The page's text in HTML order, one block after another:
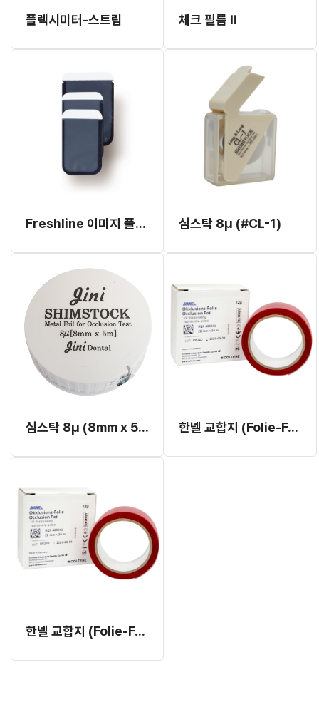
플렉시미터-스트립 체크 필름 II
Freshline 이미지 플레이트 커버 심스탁 8μ (#CL-1)
심스탁 8μ (8mm x 5m) 한넬 교합지 (Folie-Foil) 12μ 22mm (단면)
한넬 교합지 (Folie-Foil) 12μ 22mm (양면)